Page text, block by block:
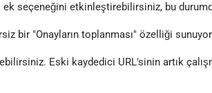
seçeneğini etkinleştirebilirsiniz, bu
bir "Onayların toplanması" özelliği
Eski kaydedici URL'sinin artık